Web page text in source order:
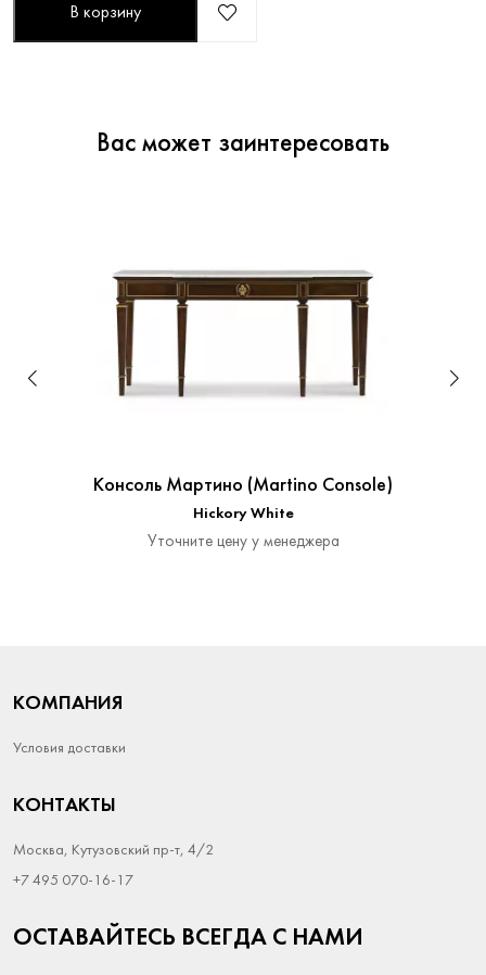
В корзину
Вас может заинтересовать
Консоль Мартино (Martino Console)
Hickory White
Уточните цену у менеджера
КОМПАНИЯ
Условия доставки
КОНТАКТЫ
Москва, Кутузовский пр-т, 4/2
+7 495 070-16-17
ОСТАВАЙТЕСЬ ВСЕГДА С НАМИ